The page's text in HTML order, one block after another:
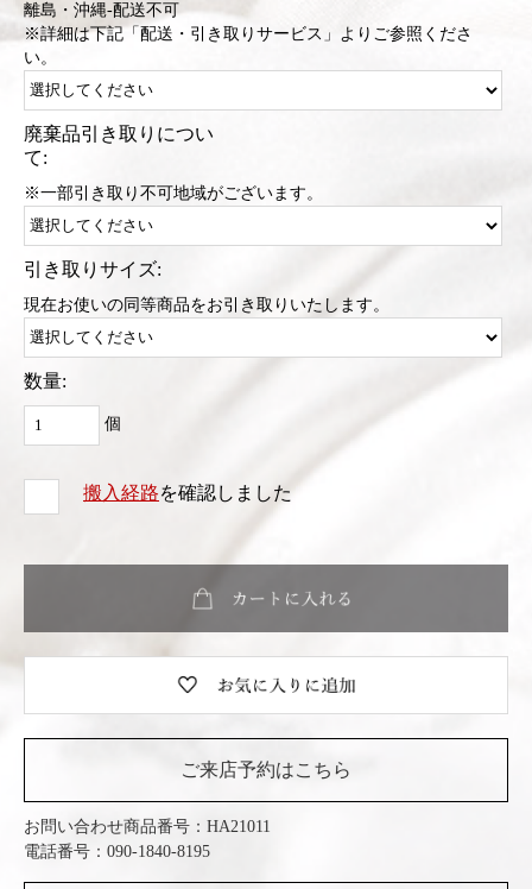
離島・沖縄-配送不可
※詳細は下記「配送・引き取りサービス」よりご参照くださ
い。
廃棄品引き取りについ
て:
※一部引き取り不可地域がございます。
引き取りサイズ:
現在お使いの同等商品をお引き取りいたします。
数量:
個
搬入経路を確認しました
ご来店予約はこちら
お問い合わせ商品番号： HA21011
電話番号：090-1840-8195